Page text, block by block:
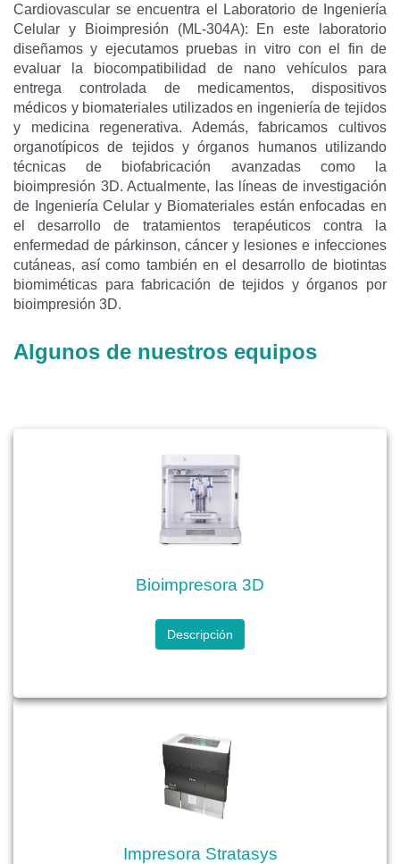
Cardiovascular se encuentra el Laboratorio de Ingeniería
Celular y Bioimpresión (ML-304A): En este laboratorio
diseñamos y ejecutamos pruebas in vitro con el fin de
evaluar la biocompatibilidad de nano vehículos para
entrega controlada de medicamentos, dispositivos
médicos y biomateriales utilizados en ingeniería de tejidos
y medicina regenerativa. Además, fabricamos cultivos
organotípicos de tejidos y órganos humanos utilizando
técnicas de biofabricación avanzadas como la
bioimpresión 3D. Actualmente, las líneas de investigación
de Ingeniería Celular y Biomateriales están enfocadas en
el desarrollo de tratamientos terapéuticos contra la
enfermedad de párkinson, cáncer y lesiones e infecciones
cutáneas, así como también en el desarrollo de biotintas
biomiméticas para fabricación de tejidos y órganos por
bioimpresión 3D.
Algunos de nuestros equipos
Bioimpresora 3D
Descripción
Impresora Stratasys